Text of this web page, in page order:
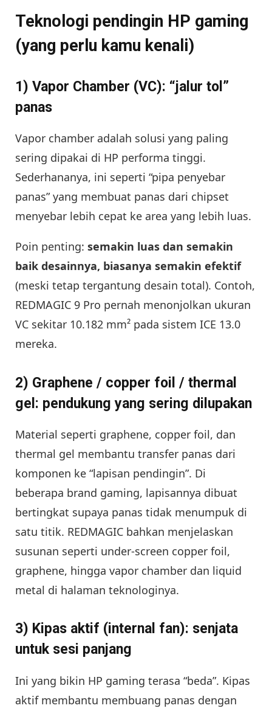
Teknologi pendingin HP gaming
(yang perlu kamu kenali)
1) Vapor Chamber (VC): “jalur tol”
panas
Vapor chamber adalah solusi yang paling
sering dipakai di HP performa tinggi.
Sederhananya, ini seperti “pipa penyebar
panas” yang membuat panas dari chipset
menyebar lebih cepat ke area yang lebih luas.
Poin penting: semakin luas dan semakin
baik desainnya, biasanya semakin efektif
(meski tetap tergantung desain total). Contoh,
REDMAGIC 9 Pro pernah menonjolkan ukuran
VC sekitar 10.182 mm² pada sistem ICE 13.0
mereka.
2) Graphene / copper foil / thermal
gel: pendukung yang sering dilupakan
Material seperti graphene, copper foil, dan
thermal gel membantu transfer panas dari
komponen ke “lapisan pendingin”. Di
beberapa brand gaming, lapisannya dibuat
bertingkat supaya panas tidak menumpuk di
satu titik. REDMAGIC bahkan menjelaskan
susunan seperti under-screen copper foil,
graphene, hingga vapor chamber dan liquid
metal di halaman teknologinya.
3) Kipas aktif (internal fan): senjata
untuk sesi panjang
Ini yang bikin HP gaming terasa “beda”. Kipas
aktif membantu membuang panas dengan